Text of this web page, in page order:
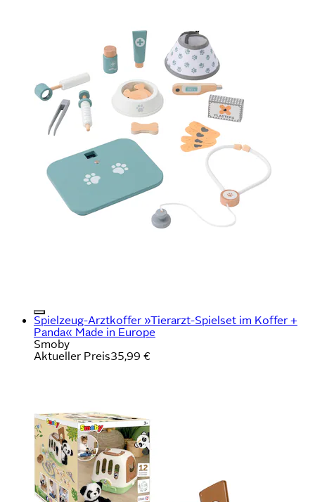
Spielzeug-Arztkoffer »Tierarzt-Spielset im Koffer +
Panda« Made in Europe
Smoby
Aktueller Preis35,99 €